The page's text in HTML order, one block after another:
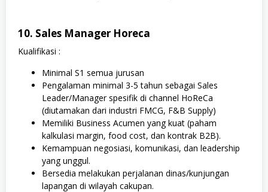
10. Sales Manager Horeca
Kualifikasi :
Minimal S1 semua jurusan
Pengalaman minimal 3-5 tahun sebagai Sales
Leader/Manager spesifik di channel HoReCa
(diutamakan dari industri FMCG, F&B Supply)
Memiliki Business Acumen yang kuat (paham
kalkulasi margin, food cost, dan kontrak B2B).
Kemampuan negosiasi, komunikasi, dan leadership
yang unggul.
Bersedia melakukan perjalanan dinas/kunjungan
lapangan di wilayah cakupan.